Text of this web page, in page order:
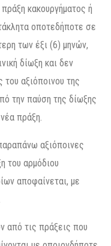
κακουργήματος ή
οποτεδήποτε σε
των έξι (6) μηνών,
δίωξη και δεν
αξιόποινου της
την παύση της δίωξης
πράξη.
αξιόποινες
του αρμόδιου
αποφαίνεται, με
από τις πράξεις που